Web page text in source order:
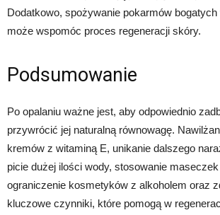
Dodatkowo, spożywanie pokarmów
może wspomóc proces regeneracji skóry.
Podsumowanie
Po opalaniu ważne jest, aby odpowiednio
przywrócić jej naturalną równowagę.
kremów z witaminą E, unikanie dalszego
picie dużej ilości wody, stosowanie
ograniczenie kosmetyków z alkoholem oraz
kluczowe czynniki, które pomogą w